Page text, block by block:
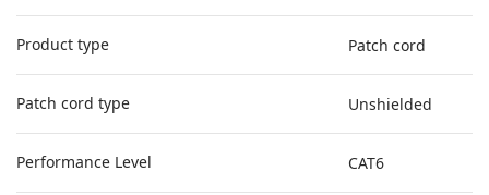
Product type Patch cord
Patch cord type Unshielded
Performance Level CAT6